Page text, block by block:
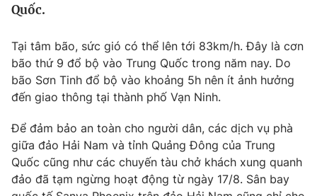
Tin tức
Thế giới đó đây
Câu chuyện quốc tế
Tài chính
Thị trường
Dữ liệu và đời sống
Phim VTV
Hậu trường
Giải trí
Điện ảnh
Đời sống
Quốc.
Tại tâm bão, sức gió có thể lên tới 83km/h. Đây là cơn
bão thứ 9 đổ bộ vào Trung Quốc trong năm nay. Do
bão Sơn Tinh đổ bộ vào khoảng 5h nên ít ảnh hưởng
đến giao thông tại thành phố Vạn Ninh.
Để đảm bảo an toàn cho người dân, các dịch vụ phà
giữa đảo Hải Nam và tỉnh Quảng Đông của Trung
Quốc cũng như các chuyến tàu chở khách xung quanh
đảo đã tạm ngừng hoạt động từ ngày 17/8. Sân bay